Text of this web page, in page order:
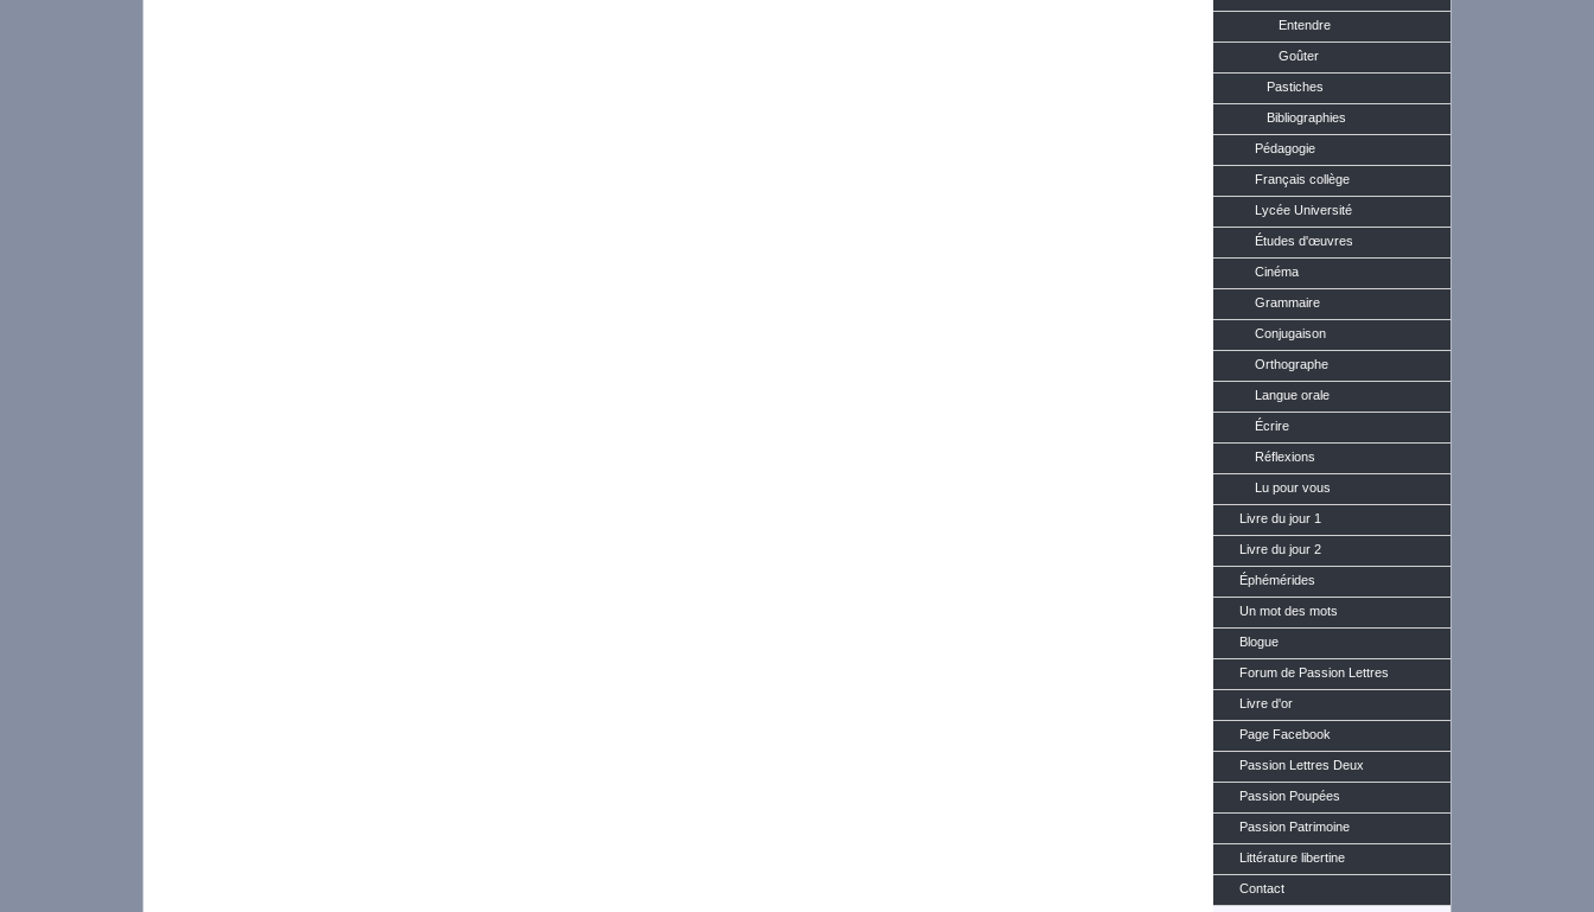
Entendre
Goûter
Pastiches
Bibliographies
Pédagogie
Français collège
Lycée Université
Études d'œuvres
Cinéma
Grammaire
Conjugaison
Orthographe
Langue orale
Écrire
Réflexions
Lu pour vous
Livre du jour 1
Livre du jour 2
Éphémérides
Un mot des mots
Blogue
Forum de Passion Lettres
Livre d'or
Page Facebook
Passion Lettres Deux
Passion Poupées
Passion Patrimoine
Littérature libertine
Contact